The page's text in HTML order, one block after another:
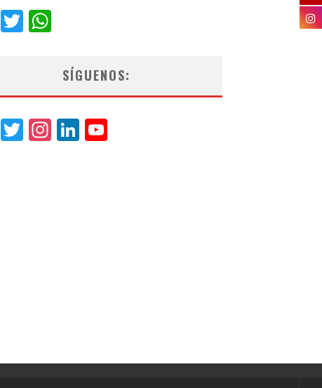
Facebook
Twitter
SÍGUENOS:
Facebook
Twitter
Instagram
LinkedIn